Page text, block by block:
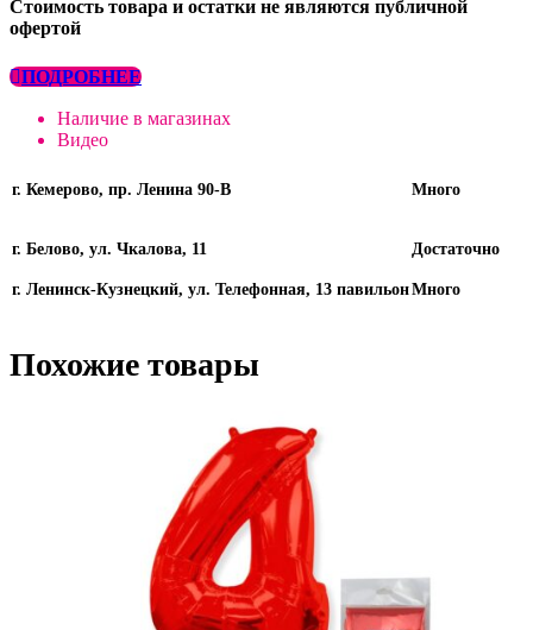
Стоимость товара и остатки не являются публичной
офертой
ПОДРОБНЕЕ
Наличие в магазинах
Видео
г. Кемерово, пр. Ленина 90-В Много
г. Белово, ул. Чкалова, 11 Достаточно
г. Ленинск-Кузнецкий, ул. Телефонная, 13 павильонМного
Похожие товары